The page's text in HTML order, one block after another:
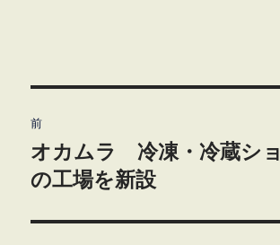
稿
ナ
ビ
前
前
の
稿:
オカムラ 冷凍・冷蔵シ
の工場を新設